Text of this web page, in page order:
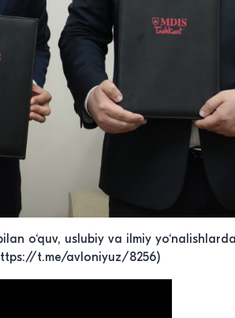
o‘quv, uslubiy va ilmiy
t.me/avloniyuz/8256)